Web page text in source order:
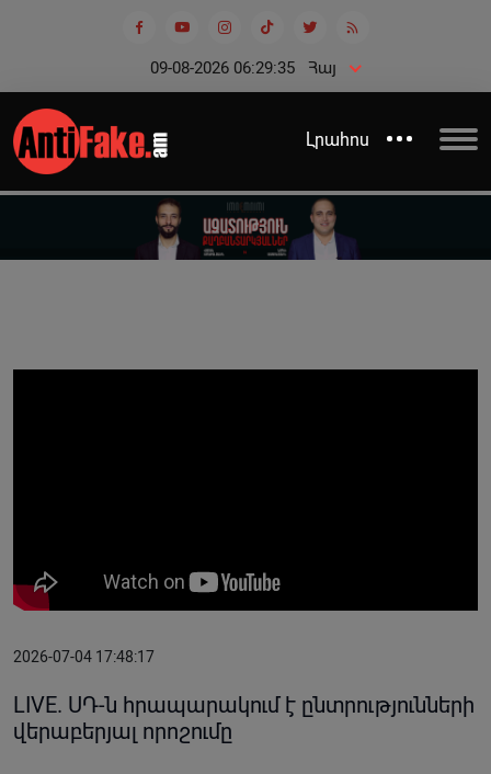
09-08-2026 06:29:35 Հայ
Լրահոս
2026-07-04 17:48:17
LIVE. ՍԴ-ն հրապարակում է ընտրությունների
վերաբերյալ որոշումը